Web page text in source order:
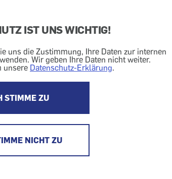
IST UNS WICHTIG!
uns die Zustimmung, Ihre Daten zur internen
Wir geben Ihre Daten nicht weiter.
unsere Datenschutz-Erklärung.
STIMME ZU
NICHT ZU
bei Jugendlichen in Europa und
hohe Anzahl Übergewichtiger sowie
für besorgniserregend. Nur 29
essen täglich Obst, Mädchen 37
würden das weitere